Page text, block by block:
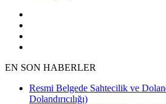
EN SON HABERLER
Resmi Belgede Sahtecilik ve
Dolandırıcılığı)